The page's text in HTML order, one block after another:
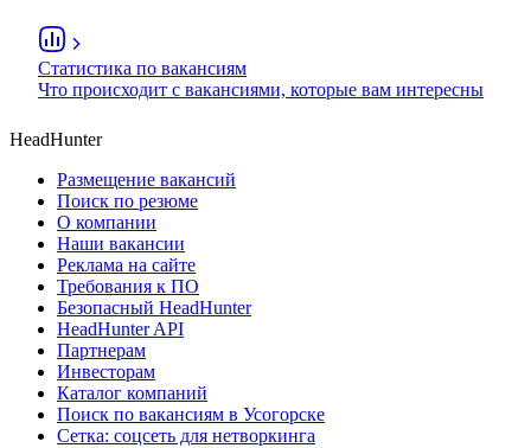
Статистика по вакансиям
Что происходит с вакансиями, которые вам интересны
HeadHunter
Размещение вакансий
Поиск по резюме
О компании
Наши вакансии
Реклама на сайте
Требования к ПО
Безопасный HeadHunter
HeadHunter API
Партнерам
Инвесторам
Каталог компаний
Поиск по вакансиям в Усогорске
Сетка: соцсеть для нетворкинга